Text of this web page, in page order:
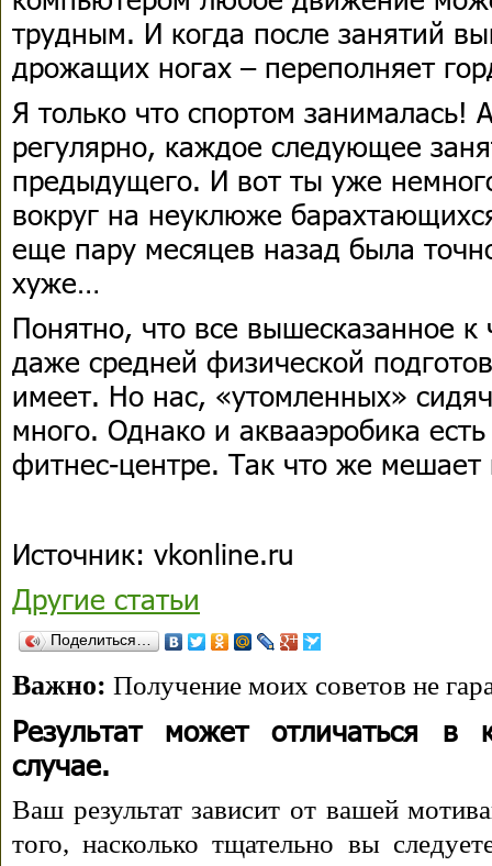
трудным. И когда после занятий
дрожащих ногах – переполняет
Я только что спортом занималась!
регулярно, каждое следующее
предыдущего. И вот ты уже
вокруг на неуклюже
еще пару месяцев назад была
хуже…
Понятно, что все вышесказанное
даже средней физической
имеет. Но нас, «утомленных»
много. Однако и аквааэробика
фитнес-центре. Так что же мешает
Источник: vkonline.ru
Другие статьи
Поделиться…
Важно: Получение моих советов не
Результат может отличаться в
случае.
Ваш результат зависит от вашей
того, насколько тщательно вы